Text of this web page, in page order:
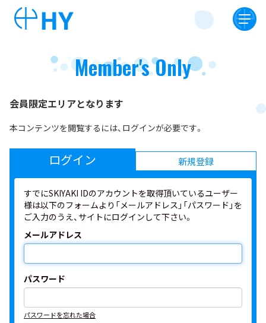
Member's Only
会員限定エリアとなります
本コンテンツを閲覧するには、ログインが必要です。
ログイン 新規登録
すでにSKIYAKI IDのアカウントを取得頂いているユーザー
様は以下のフォームより「メールアドレス」「パスワード」を
ご入力のうえ、サイトにログインして下さい。
メールアドレス
パスワード
パスワードを忘れた場合